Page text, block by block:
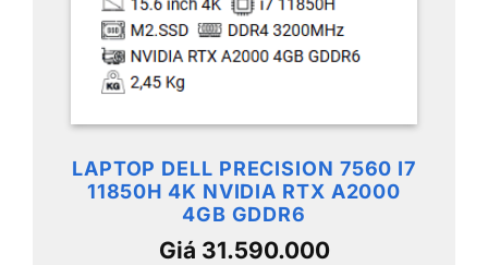
LAPTOP DELL PRECISION 7560 I7
11850H 4K NVIDIA RTX A2000
4GB GDDR6
Giá 31.590.000